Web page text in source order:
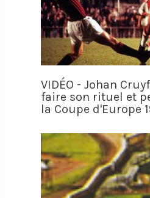
VIDÉO - Johan
faire son rituel et
la Coupe d'Europe